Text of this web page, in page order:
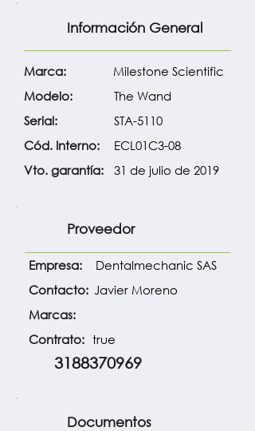
Información General
Marca:
Milestone Scientific
Modelo:
The Wand
Serial:
STA-5110
Cód. Interno:
ECL01C3-08
Vto. garantía:
31 de julio de 2019
Proveedor
Empresa:
Dentalmechanic SAS
Contacto: Javier Moreno
Marcas:
Contrato: true
3188370969
Documentos